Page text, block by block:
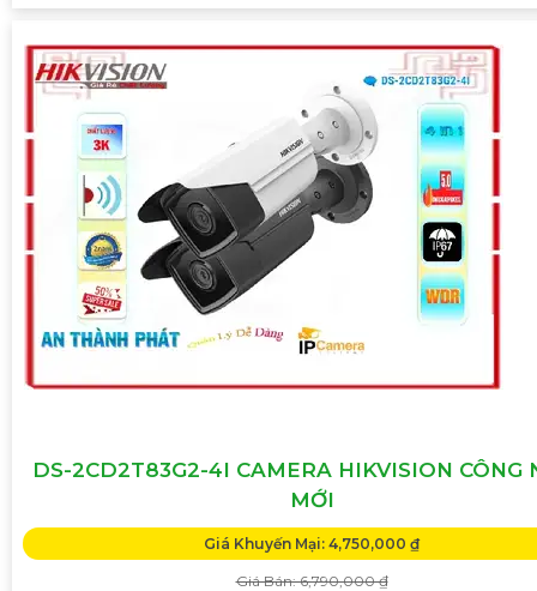
DS-2CD2T83G2-4I CAMERA HIKVISION CÔNG
MỚI
Giá Khuyến Mại: 4,750,000 ₫
Giá Bán: 6,790,000 ₫